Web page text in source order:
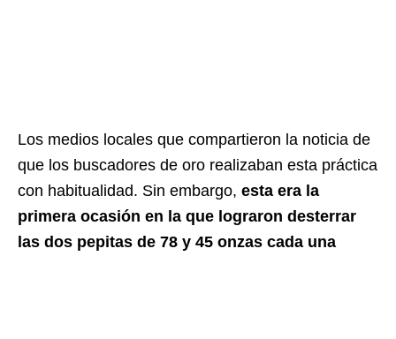
Los medios locales que compartieron la noticia de
que los buscadores de oro realizaban esta práctica
con habitualidad. Sin embargo, esta era la
primera ocasión en la que lograron desterrar
las dos pepitas de 78 y 45 onzas cada una